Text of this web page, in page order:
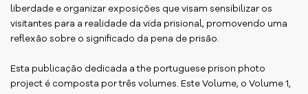
liberdade e organizar exposições que visam sensibilizar os
visitantes para a realidade da vida prisional, promovendo uma
reflexão sobre o significado da pena de prisão.
Esta publicação dedicada a the portuguese prison photo
project é composta por três volumes. Este Volume, o Volume 1,